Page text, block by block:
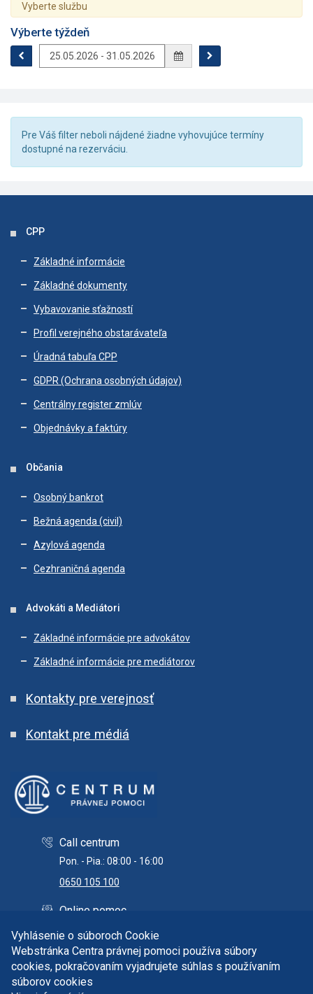
Vyhlásenie o súboroch Cookie
Webstránka Centra právnej pomoci používa súbory
cookies, pokračovaním vyjadrujete súhlas s používaním
súborov cookies
Vyberte službu
Výberte týždeň
Pre Váš filter neboli nájdené žiadne vyhovujúce termíny
dostupné na rezerváciu.
CPP
Základné informácie
Základné dokumenty
Vybavovanie sťažností
Profil verejného obstarávateľa
Úradná tabuľa CPP
GDPR (Ochrana osobných údajov)
Centrálny register zmlúv
Objednávky a faktúry
Občania
Osobný bankrot
Bežná agenda (civil)
Azylová agenda
Cezhraničná agenda
Advokáti a Mediátori
Základné informácie pre advokátov
Základné informácie pre mediátorov
Kontakty pre verejnosť
Kontakt pre médiá
Call centrum
Pon. - Pia.: 08:00 - 16:00
0650 105 100
Online pomoc
info@centrumpravnejpomoci.sk
Copyright © 2026 Centrum právnej pomoci. Všetky práva